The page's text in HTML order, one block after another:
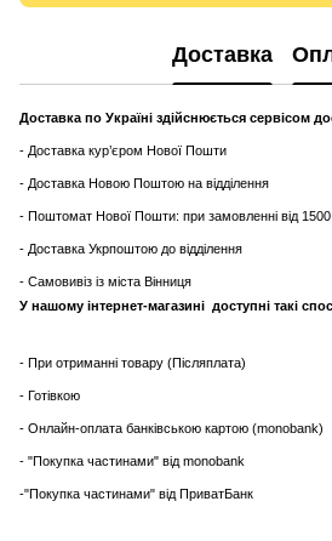
Доставка
Доставка по Україні здійснюється сервісом
- Доставка кур’єром Нової Пошти
- Доставка Новою Поштою на відділення
- Поштомат Нової Пошти: при замовленні від
- Доставка Укрпоштою до відділення
- Самовивіз із міста Вінниця
У нашому інтернет-магазині доступні такі
- При отриманні товару (Післяплата)
- Готівкою
- Онлайн-оплата банківською картою (monobank)
- "Покупка частинами" від monobank
-"Покупка частинами" від ПриватБанк